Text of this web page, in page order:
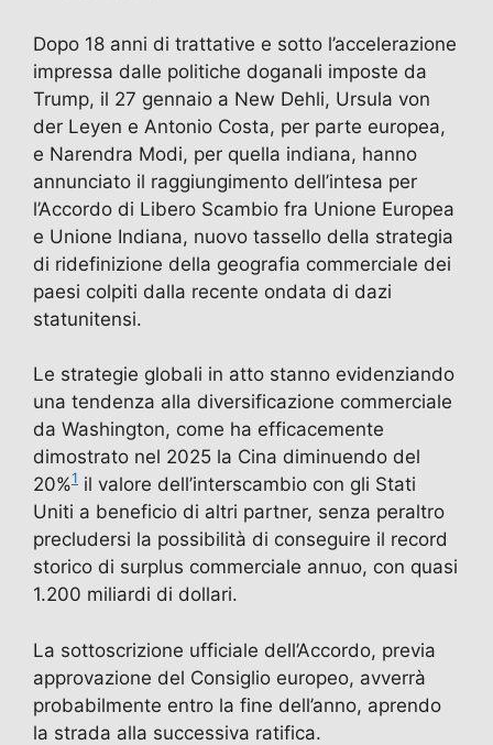
Dopo 18 anni di trattative e sotto l’accelerazione
impressa dalle politiche doganali imposte da
Trump, il 27 gennaio a New Dehli, Ursula von
der Leyen e Antonio Costa, per parte europea,
e Narendra Modi, per quella indiana, hanno
annunciato il raggiungimento dell’intesa per
l’Accordo di Libero Scambio fra Unione Europea
e Unione Indiana, nuovo tassello della strategia
di ridefinizione della geografia commerciale dei
paesi colpiti dalla recente ondata di dazi
statunitensi.
Le strategie globali in atto stanno evidenziando
una tendenza alla diversificazione commerciale
da Washington, come ha efficacemente
dimostrato nel 2025 la Cina diminuendo del
20%1 il valore dell’interscambio con gli Stati
Uniti a beneficio di altri partner, senza peraltro
precludersi la possibilità di conseguire il record
storico di surplus commerciale annuo, con quasi
1.200 miliardi di dollari.
La sottoscrizione ufficiale dell’Accordo, previa
approvazione del Consiglio europeo, avverrà
probabilmente entro la fine dell’anno, aprendo
la strada alla successiva ratifica.